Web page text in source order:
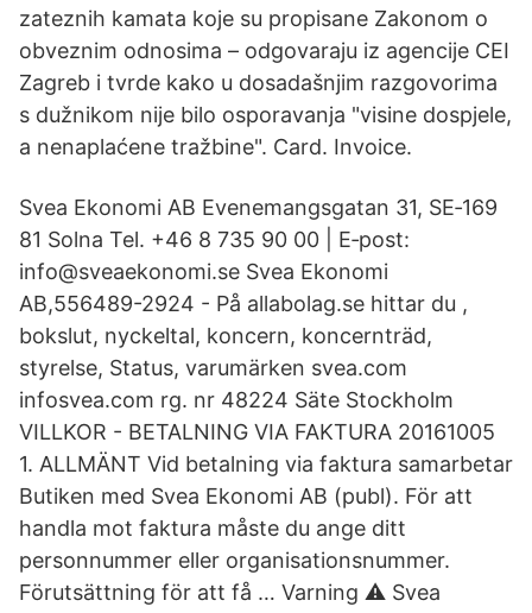
zateznih kamata koje su propisane Zakonom o
obveznim odnosima – odgovaraju iz agencije CEI
Zagreb i tvrde kako u dosadašnjim razgovorima
s dužnikom nije bilo osporavanja "visine dospjele,
a nenaplaćene tražbine". Card. Invoice.
Svea Ekonomi AB Evenemangsgatan 31, SE‑169
81 Solna Tel. +46 8 735 90 00 | E‑post:
info@sveaekonomi.se Svea Ekonomi
AB,556489-2924 - På allabolag.se hittar du ,
bokslut, nyckeltal, koncern, koncernträd,
styrelse, Status, varumärken svea.com
infosvea.com rg. nr 48224 Säte Stockholm
VILLKOR - BETALNING VIA FAKTURA 20161005
1. ALLMÄNT Vid betalning via faktura samarbetar
Butiken med Svea Ekonomi AB (publ). För att
handla mot faktura måste du ange ditt
personnummer eller organisationsnummer.
Förutsättning för att få … Varning ⚠ Svea